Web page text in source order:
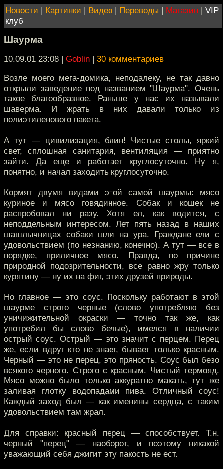
Новости | Картинки | Видео | Переводы | Магазин | VIP
клуб
Шаурма
10.09.01 23:08 | Goblin | 30 комментариев
Возле моего мега-домика, неподалеку, не так давно
открыли заведение под названием "Шаурма". Очень
такое благообразное. Раньше у нас их называли
шаверма. И жрать в них давали только из
полиэтиленового пакета.
А тут — цивилизация, блин! Чистые столы, яркий
свет, сплошная санитария, вентиляция — приятно
зайти. Да еще и работает круглосуточно. Ну я,
понятно, и начал заходить круглосуточно.
Кормят двумя видами этой самой шаурмы: мясо
куриное и мясо говядинное. Собак и кошек не
распробовал ни разу. Хотя ел, как водится, с
неподдельным интересом. Лет пять назад в наших
шашлычницах собаки шли на ура. Граждане ели с
удовольствием (по незнанию, конечно). А тут — все в
порядке, приличное мясо. Правда, по причине
природной подозрительности, все равно жру только
курятину — ну их на фиг, этих друзей природы.
Но главное — это соус. Поскольку работают в этой
шаурме строго черные (слово употребляю без
уничижительной окраски — точно так же, как
употребил бы слово белые), имелся в наличии
острый соус. Острый — это значит с перцем. Перец
же, если вдруг кто не знает, бывает только красным.
Черный — это не перец, это пряность. Соус был безо
всякого черного. Строго с красным. Чистый термояд.
Мясо можно было только аккуратно макать, тут же
заливая глотку водопадами пива. Отличный соус!
Каждый заход был — как именины сердца, с таким
удовольствием там жрал.
Для справки: красный перец — способствует. Т.н.
черный "перец" — наоборот, и поэтому никакой
уважающий себя джигит эту пакость не ест.